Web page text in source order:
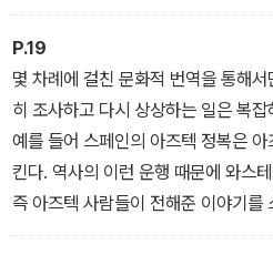
른다.
P.19
몇 차례에 걸친 문화적 번역을 통해
히 조사하고 다시 상상하는 일은 복
예를 들어 스페인의 아즈텍 정복은
킨다. 역사의 이런 운행 때문에 와스
즉 아즈텍 사람들이 전해준 이야기를
것을 통해서만 비로소 복원될 수 있다.